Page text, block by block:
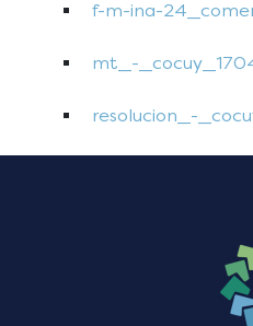
f-m-ina-
mt_-
resolucion_-